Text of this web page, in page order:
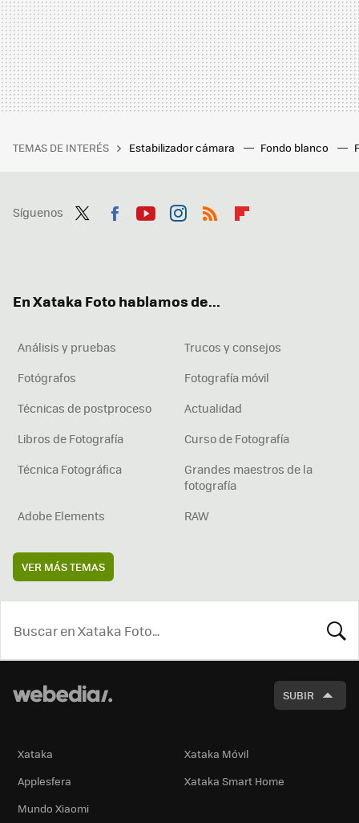
TEMAS DE INTERÉS Estabilizador cámara Fondo blanco
Síguenos
En Xataka Foto hablamos de...
Análisis y pruebas
Trucos y consejos
Fotógrafos
Fotografía móvil
Técnicas de postproceso
Actualidad
Libros de Fotografía
Curso de Fotografía
Técnica Fotográfica
Grandes maestros de la
fotografía
Adobe Elements
RAW
VER MÁS TEMAS
SUBIR
Xataka
Xataka Móvil
Applesfera
Xataka Smart Home
Mundo Xiaomi